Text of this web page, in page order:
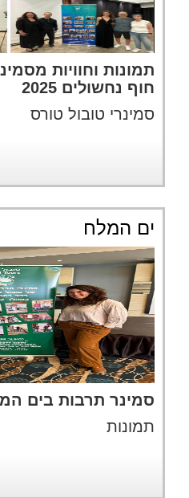
תמונות וחוויות
חוף נחשולים 2025
סמינרי טובול טורס
ים המלח
סמינר תרבות בים
תמונות